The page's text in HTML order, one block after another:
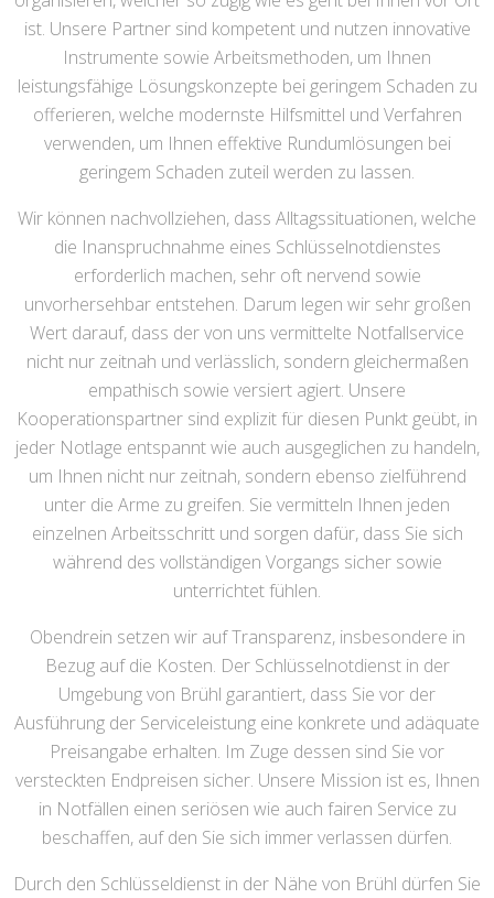
ist. Unsere Partner sind kompetent und nutzen innovative
Instrumente sowie Arbeitsmethoden, um Ihnen
leistungsfähige Lösungskonzepte bei geringem Schaden zu
offerieren, welche modernste Hilfsmittel und Verfahren
verwenden, um Ihnen effektive Rundumlösungen bei
geringem Schaden zuteil werden zu lassen.
Wir können nachvollziehen, dass Alltagssituationen, welche
die Inanspruchnahme eines Schlüsselnotdienstes
erforderlich machen, sehr oft nervend sowie
unvorhersehbar entstehen. Darum legen wir sehr großen
Wert darauf, dass der von uns vermittelte Notfallservice
nicht nur zeitnah und verlässlich, sondern gleichermaßen
empathisch sowie versiert agiert. Unsere
Kooperationspartner sind explizit für diesen Punkt geübt, in
jeder Notlage entspannt wie auch ausgeglichen zu handeln,
um Ihnen nicht nur zeitnah, sondern ebenso zielführend
unter die Arme zu greifen. Sie vermitteln Ihnen jeden
einzelnen Arbeitsschritt und sorgen dafür, dass Sie sich
während des vollständigen Vorgangs sicher sowie
unterrichtet fühlen.
Obendrein setzen wir auf Transparenz, insbesondere in
Bezug auf die Kosten. Der Schlüsselnotdienst in der
Umgebung von Brühl garantiert, dass Sie vor der
Ausführung der Serviceleistung eine konkrete und adäquate
Preisangabe erhalten. Im Zuge dessen sind Sie vor
versteckten Endpreisen sicher. Unsere Mission ist es, Ihnen
in Notfällen einen seriösen wie auch fairen Service zu
beschaffen, auf den Sie sich immer verlassen dürfen.
Durch den Schlüsseldienst in der Nähe von Brühl dürfen Sie